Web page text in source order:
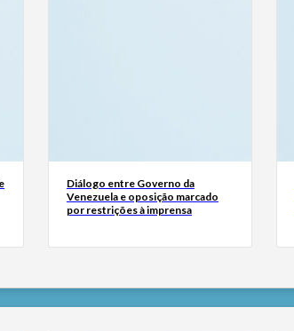
Diálogo entre Governo da
Venezuela e oposição marcado
por restrições à imprensa